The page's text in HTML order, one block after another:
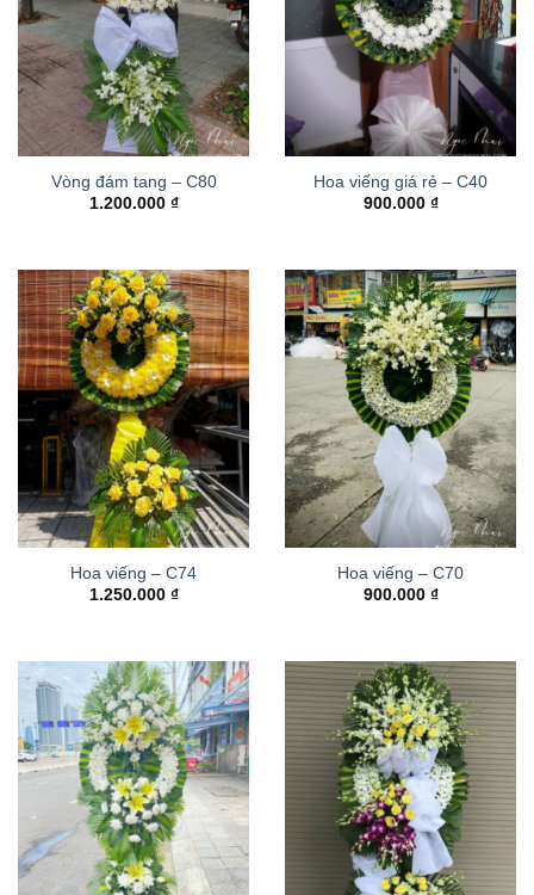
Vòng đám tang – C80
1.200.000 ₫
Hoa viếng giá rẻ – C40
900.000 ₫
Hoa viếng – C74
1.250.000 ₫
Hoa viếng – C70
900.000 ₫